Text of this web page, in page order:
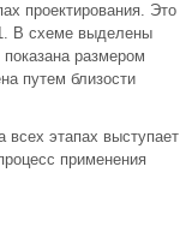
проектирования. Это
В схеме выделены
размером
путем близости
всех этапах выступает
приме­нения